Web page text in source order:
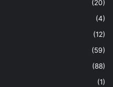
(20)
(4)
(12)
(59)
(88)
(1)